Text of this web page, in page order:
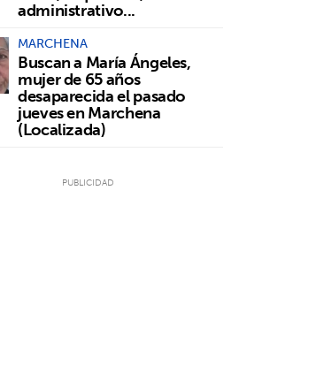
administrativo...
MARCHENA
Buscan a María Ángeles,
mujer de 65 años
desaparecida el pasado
jueves en Marchena
(Localizada)